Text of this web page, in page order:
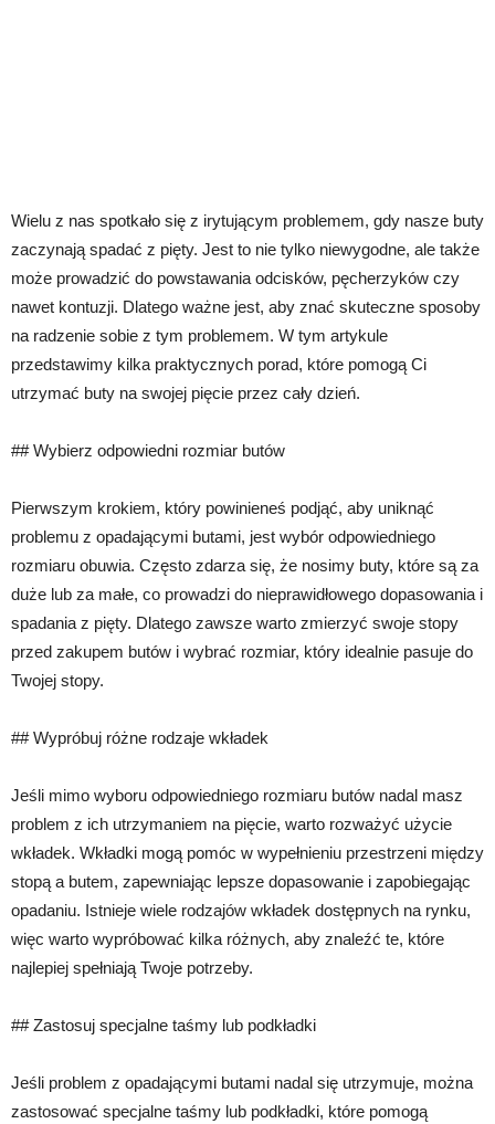
Wielu z nas spotkało się z irytującym problemem, gdy nasze buty
zaczynają spadać z pięty. Jest to nie tylko niewygodne, ale także
może prowadzić do powstawania odcisków, pęcherzyków czy
nawet kontuzji. Dlatego ważne jest, aby znać skuteczne sposoby
na radzenie sobie z tym problemem. W tym artykule
przedstawimy kilka praktycznych porad, które pomogą Ci
utrzymać buty na swojej pięcie przez cały dzień.
## Wybierz odpowiedni rozmiar butów
Pierwszym krokiem, który powinieneś podjąć, aby uniknąć
problemu z opadającymi butami, jest wybór odpowiedniego
rozmiaru obuwia. Często zdarza się, że nosimy buty, które są za
duże lub za małe, co prowadzi do nieprawidłowego dopasowania i
spadania z pięty. Dlatego zawsze warto zmierzyć swoje stopy
przed zakupem butów i wybrać rozmiar, który idealnie pasuje do
Twojej stopy.
## Wypróbuj różne rodzaje wkładek
Jeśli mimo wyboru odpowiedniego rozmiaru butów nadal masz
problem z ich utrzymaniem na pięcie, warto rozważyć użycie
wkładek. Wkładki mogą pomóc w wypełnieniu przestrzeni między
stopą a butem, zapewniając lepsze dopasowanie i zapobiegając
opadaniu. Istnieje wiele rodzajów wkładek dostępnych na rynku,
więc warto wypróbować kilka różnych, aby znaleźć te, które
najlepiej spełniają Twoje potrzeby.
## Zastosuj specjalne taśmy lub podkładki
Jeśli problem z opadającymi butami nadal się utrzymuje, można
zastosować specjalne taśmy lub podkładki, które pomogą